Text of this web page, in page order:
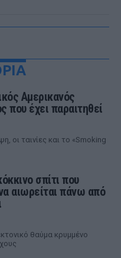
Αμερικανός
που έχει παραιτηθεί
οι ταινίες και το «Smoking
σπίτι που
αιωρείται πάνω από
θαύμα κρυμμένο